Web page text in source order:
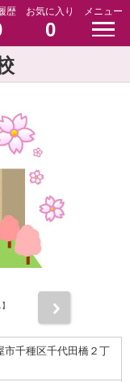
歴 お気に入り
0
メニュー
市千種区千代田橋２丁